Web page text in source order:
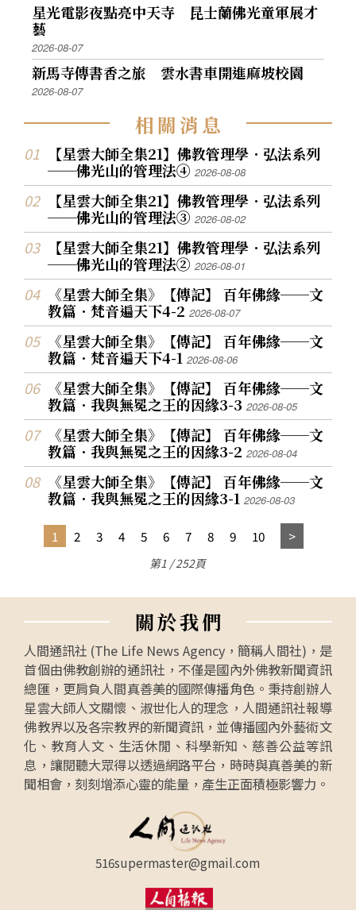
星光電影夜點亮中天寺 昆士蘭佛光童軍展才
藝
2026-08-07
新馬寺傳書香之旅 雲水書車開進麻坡校園
2026-08-07
相關消息
【星雲大師全集21】佛教管理學．弘法系列
──佛光山的管理法④2026-08-08
【星雲大師全集21】佛教管理學．弘法系列
──佛光山的管理法③2026-08-02
【星雲大師全集21】佛教管理學．弘法系列
──佛光山的管理法②2026-08-01
《星雲大師全集》【傳記】 百年佛緣──文
教篇．梵音遍天下4-22026-08-07
《星雲大師全集》【傳記】 百年佛緣──文
教篇．梵音遍天下4-12026-08-06
《星雲大師全集》【傳記】 百年佛緣──文
教篇．我與無冕之王的因緣3-32026-08-05
《星雲大師全集》【傳記】 百年佛緣──文
教篇．我與無冕之王的因緣3-22026-08-04
《星雲大師全集》【傳記】 百年佛緣──文
教篇．我與無冕之王的因緣3-12026-08-03
1 2 3 4 5 6 7 8 9 10
第1 / 252頁
關於我們
人間通訊社 (The Life News Agency，簡稱人間社)，是
首個由佛教創辦的通訊社，不僅是國內外佛教新聞資訊
總匯，更肩負人間真善美的國際傳播角色。秉持創辦人
星雲大師人文關懷、淑世化人的理念，人間通訊社報導
佛教界以及各宗教界的新聞資訊，並傳播國內外藝術文
化、教育人文、生活休閒、科學新知、慈善公益等訊
息，讓閱聽大眾得以透過網路平台，時時與真善美的新
聞相會，刻刻增添心靈的能量，產生正面積極影響力。
516supermaster@gmail.com